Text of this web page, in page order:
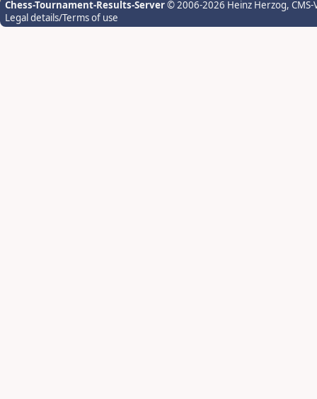
Chess-Tournament-Results-Server© 2006-2026 Heinz Herzog,
Legal details/Terms of use